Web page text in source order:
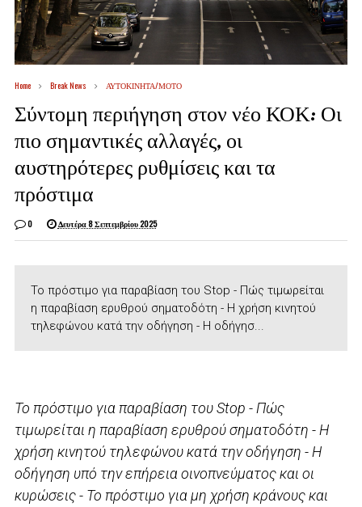
Home Break News ΑΥΤΟΚΙΝΗΤΑ/ΜΟΤΟ
Σύντομη περιήγηση στον νέο ΚΟΚ: Οι
πιο σημαντικές αλλαγές, οι
αυστηρότερες ρυθμίσεις και τα
πρόστιμα
0 Δευτέρα 8 Σεπτεμβρίου 2025
Το πρόστιμο για παραβίαση του Stop - Πώς τιμωρείται
η παραβίαση ερυθρού σηματοδότη - Η χρήση κινητού
τηλεφώνου κατά την οδήγηση - Η οδήγησ...
Το πρόστιμο για παραβίαση του Stop - Πώς
τιμωρείται η παραβίαση ερυθρού σηματοδότη - Η
χρήση κινητού τηλεφώνου κατά την οδήγηση - Η
οδήγηση υπό την επήρεια οινοπνεύματος και οι
κυρώσεις - Το πρόστιμο για μη χρήση κράνους και